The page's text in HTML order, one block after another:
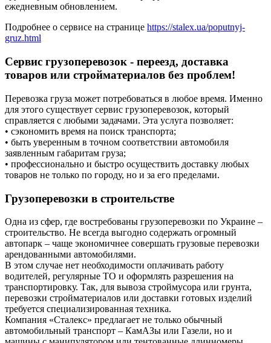
ежедневным обновлением.
Подробнее о сервисе на странице https://stalex.ua/poputnyj-
gruz.html
Сервис грузоперевозок - переезд, доставка
товаров или стройматериалов без проблем!
Перевозка груза может потребоваться в любое время. Именно
для этого существует сервис грузоперевозок, который
справляется с любыми задачами. Эта услуга позволяет:
• сэкономить время на поиск транспорта;
• быть уверенным в точном соответствии автомобиля
заявленным габаритам груза;
• профессионально и быстро осуществить доставку любых
товаров не только по городу, но и за его пределами.
Грузоперевозки в строительстве
Одна из сфер, где востребованы грузоперевозки по Украине –
строительство. Не всегда выгодно содержать огромный
автопарк – чаще экономичнее совершать грузовые перевозки
арендованными автомобилями.
В этом случае нет необходимости оплачивать работу
водителей, регулярные ТО и оформлять разрешения на
транспортировку. Так, для вывоза строймусора или грунта,
перевозки стройматериалов или доставки готовых изделий
требуется специализированная техника.
Компания «Сталекс» предлагает не только обычный
автомобильный транспорт – КамАЗы или Газели, но и